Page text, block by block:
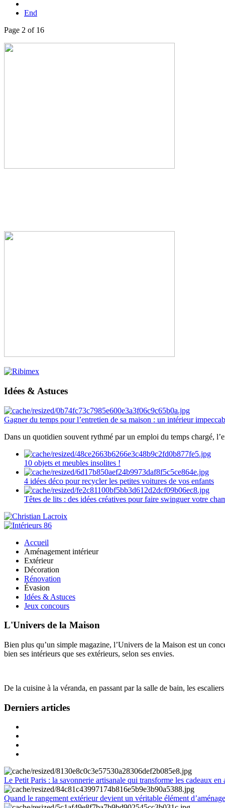
End
Page 2 of 16
Idées & Astuces
Gagner du temps pour l’entretien de sa maison : un intérieur
Dans un quotidien souvent rythmé par un emploi du temps chargé,
10 objets et meubles insolites !
4 idées déco pour recycler les petites voitures de vos enfants
Têtes de lits : des idées créatives pour faire swinguer votre
Accueil
Aménagement intérieur
Extérieur
Décoration
Rénovation
Évasion
Idées & Astuces
Jeux concours
L'Univers de la Maison
Bien plus qu’un simple magazine, l’Univers de la Maison est un
bien ses intérieurs que ses extérieurs, selon ses envies.
De la cuisine à la véranda, en passant par la salle de bain, les
Derniers articles
Le Petit Paris : la savonnerie artisanale qui transforme les cadeaux en
Quand le rangement extérieur devient un véritable élément